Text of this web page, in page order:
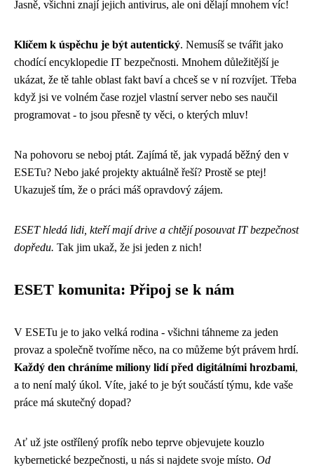
Jasně, všichni znají jejich antivirus, ale oni dělají mnohem víc!
Klíčem k úspěchu je být autentický. Nemusíš se tvářit jako
chodící encyklopedie IT bezpečnosti. Mnohem důležitější je
ukázat, že tě tahle oblast fakt baví a chceš se v ní rozvíjet. Třeba
když jsi ve volném čase rozjel vlastní server nebo ses naučil
programovat - to jsou přesně ty věci, o kterých mluv!
Na pohovoru se neboj ptát. Zajímá tě, jak vypadá běžný den v
ESETu? Nebo jaké projekty aktuálně řeší? Prostě se ptej!
Ukazuješ tím, že o práci máš opravdový zájem.
ESET hledá lidi, kteří mají drive a chtějí posouvat IT bezpečnost
dopředu. Tak jim ukaž, že jsi jeden z nich!
ESET komunita: Připoj se k nám
V ESETu je to jako velká rodina - všichni táhneme za jeden
provaz a společně tvoříme něco, na co můžeme být právem hrdí.
Každý den chráníme miliony lidí před digitálními hrozbami,
a to není malý úkol. Víte, jaké to je být součástí týmu, kde vaše
práce má skutečný dopad?
Ať už jste ostřílený profík nebo teprve objevujete kouzlo
kybernetické bezpečnosti, u nás si najdete svoje místo. Od